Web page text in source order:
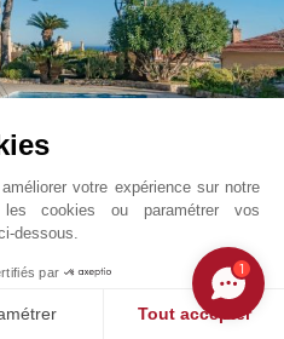
1 260 000 EUR
votre expérience sur notre
cookies ou paramétrer vos
dessous.
par
Tout accepter
1